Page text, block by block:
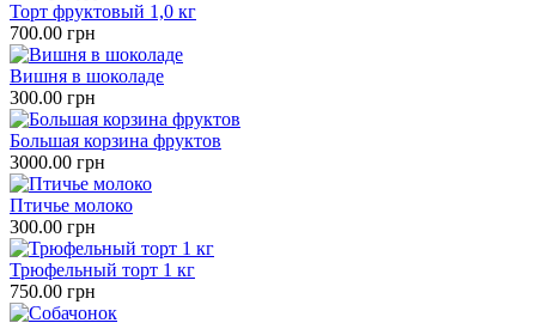
Торт фруктовый 1,0 кг
700.00 грн
Вишня в шоколаде
300.00 грн
Большая корзина фруктов
3000.00 грн
Птичье молоко
300.00 грн
Трюфельный торт 1 кг
750.00 грн